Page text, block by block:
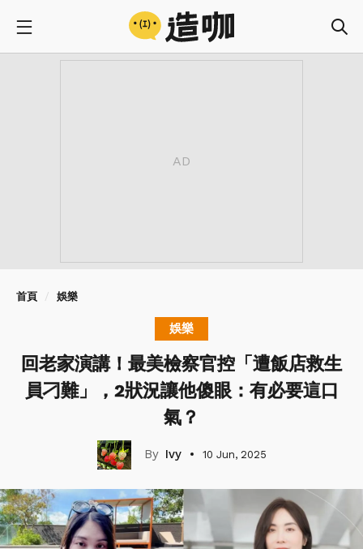
首頁 娛樂
娛樂
回老家演講！最美檢察官控「遭飯店救生
員刁難」，2狀況讓他傻眼：有必要這口
氣？
Ivy 10 Jun, 2025